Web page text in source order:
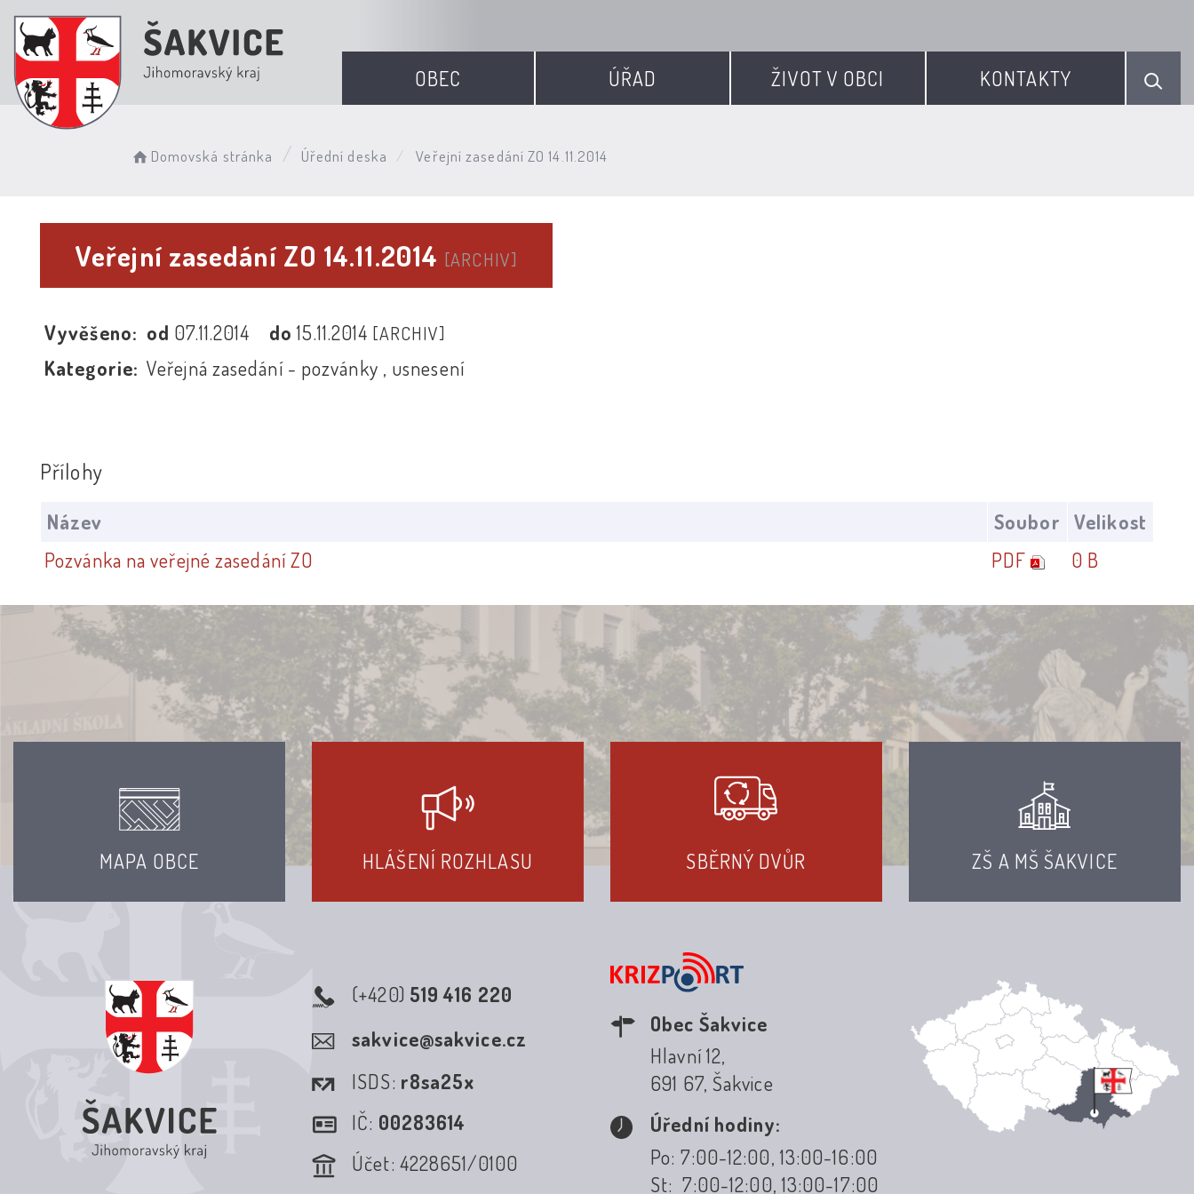
OBEC ÚŘAD ŽIVOT V OBCI KONTAKTY
Domovská stránka Úřední deska Veřejní zasedání ZO 14.11.2014
Veřejní zasedání ZO 14.11.2014 [ARCHIV]
Vyvěšeno: od 07.11.2014 do15.11.2014 [ARCHIV]
Kategorie: Veřejná zasedání - pozvánky , usnesení
Přílohy
Název Soubor
Velikost
Pozvánka na veřejné zasedání ZO
PDF 0 B
MAPA OBCE HLÁŠENÍ ROZHLASU SBĚRNÝ DVŮR ZŠ A MŠ ŠAKVICE
(+420) 519 416 220
sakvice@sakvice.cz
ISDS: r8sa25x
IČ: 00283614
Účet: 4228651/0100
Obec Šakvice
Hlavní 12,
691 67, Šakvice
Úřední hodiny:
Po: 7:00-12:00, 13:00-16:00
St: 7:00-12:00, 13:00-17:00